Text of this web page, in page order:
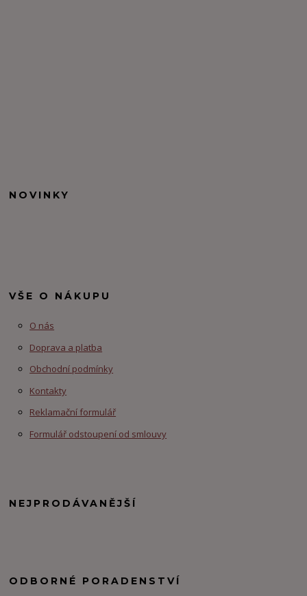
NOVINKY
VŠE O NÁKUPU
O nás
Doprava a platba
Obchodní podmínky
Kontakty
Reklamační formulář
Formulář odstoupení od smlouvy
NEJPRODÁVANĚJŠÍ
ODBORNÉ PORADENSTVÍ